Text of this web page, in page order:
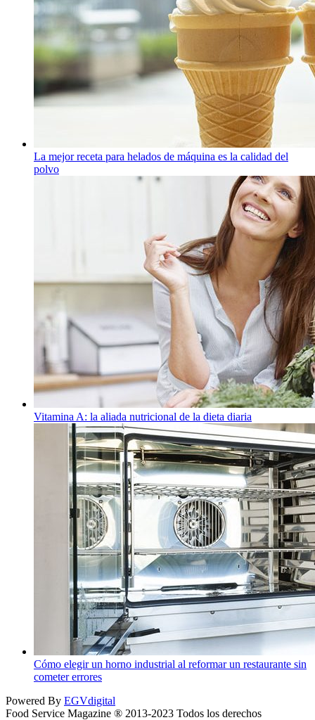
La mejor receta para helados de máquina es la calidad del
polvo
Vitamina A: la aliada nutricional de la dieta diaria
Cómo elegir un horno industrial al reformar un restaurante sin
cometer errores
Powered By EGVdigital
Food Service Magazine ® 2013-2023 Todos los derechos